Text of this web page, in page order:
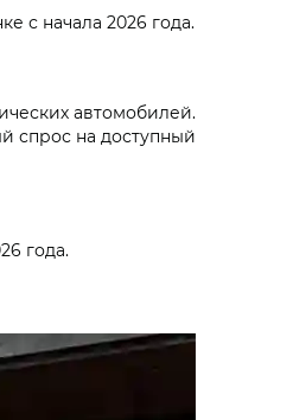
с начала 2026 года.
автомобилей.
спрос на доступный
года.